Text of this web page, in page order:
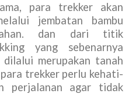
para trekker akan
jembatan bambu
dan dari titik
yang sebenarnya
merupakan tanah
trekker perlu kehati-
perjalanan agar tidak